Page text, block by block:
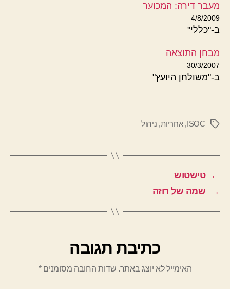
מעבר דירה: המכוער
4/8/2009
ב-"כללי"
מבחן התוצאה
30/3/2007
ב-"משולחן היועץ"
תגיותISOC
,אחריות, ניהול
←
טישטוש
→
שמה של רוזה
כתיבת תגובה
האימייל לא יוצג באתר. שדות החובה מסומנים*